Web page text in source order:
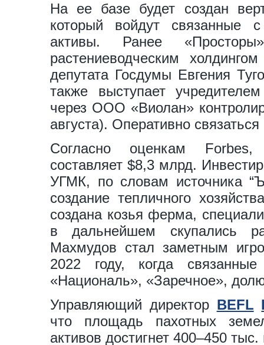
На ее базе будет создан
который войдут связанные с
активы. Ранее
растениеводческим
депутата Госдумы Евгения
также выступает
через ООО «Виолан»
августа). Оперативно
Согласно оценкам
составляет $8,3 млрд.
УГМК, по словам источника
создание тепличного
создана козья ферма,
в дальнейшем скупались
Махмудов стал заметным
2022 году, когда
«Националь», «Заречное»,
Управляющий директор BEFL
что площадь пахотных
активов достигнет 400–450 тыс.